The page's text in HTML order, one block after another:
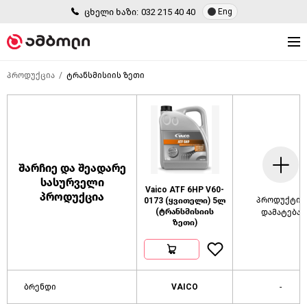
ცხელი ხაზი: 032 215 40 40 Eng
პროდუქცია ტრანსმისიის ზეთი
შარჩიე და შეადარე
სასურველი
პროდუქცია
Vaico ATF 6HP V60-
0173 (ყვითელი) 5ლ
(ტრანსმისიის
ზეთი)
პროდუქტის
დამატება
ბრენდი VAICO -